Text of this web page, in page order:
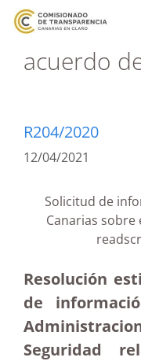
acuerdo
R204/2020
12/04/2021
Solicitud de
Canarias
Resolución
de
Seguridad